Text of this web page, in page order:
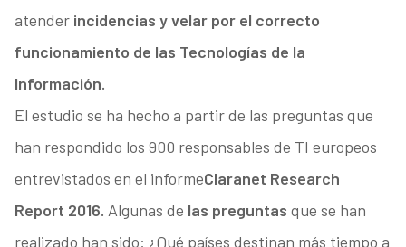
atenderincidencias y velar por el correcto
funcionamiento de las Tecnologías de la
Información.
El estudio se ha hecho a partir de las preguntas que
han respondido los 900 responsables de TI europeos
entrevistados en el informeClaranet Research
Report 2016. Algunas de las preguntas que se han
realizado han sido: ¿Qué países destinan más tiempo a